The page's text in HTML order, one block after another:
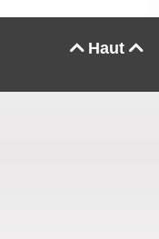
Haut 